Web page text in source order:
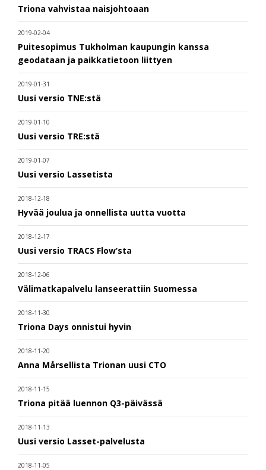
Triona vahvistaa naisjohtoaan
2019-02-04
Puitesopimus Tukholman kaupungin kanssa
geodataan ja paikkatietoon liittyen
2019-01-31
Uusi versio TNE:stä
2019-01-10
Uusi versio TRE:stä
2019-01-07
Uusi versio Lassetista
2018-12-18
Hyvää joulua ja onnellista uutta vuotta
2018-12-17
Uusi versio TRACS Flow’sta
2018-12-06
Välimatkapalvelu lanseerattiin Suomessa
2018-11-30
Triona Days onnistui hyvin
2018-11-20
Anna Mårsellista Trionan uusi CTO
2018-11-15
Triona pitää luennon Q3-päivässä
2018-11-13
Uusi versio Lasset-palvelusta
2018-11-05